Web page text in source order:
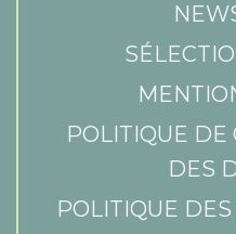
POLITIQUE DE
DES
POLITIQUE